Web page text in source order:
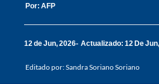
Por: AFP
12 de Jun, 2026 Actualizado: 12 De
Editado por:Sandra Soriano Soriano